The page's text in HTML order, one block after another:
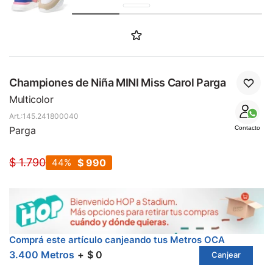
Championes de Niña MINI Miss Carol Parga
Multicolor
Contacto
145.241800040
Parga
$ 1.790 $ 990
44
Comprá este artículo canjeando tus Metros OCA
3.400 Metros $ 0 Canjear